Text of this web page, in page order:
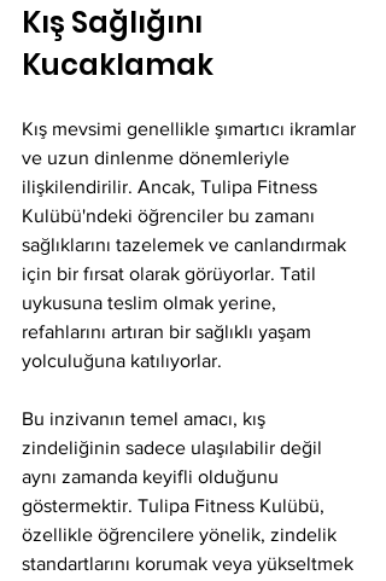
Kış Sağlığını
Kucaklamak
Kış mevsimi genellikle şımartıcı ikramlar
ve uzun dinlenme dönemleriyle
ilişkilendirilir. Ancak, Tulipa Fitness
Kulübü'ndeki öğrenciler bu zamanı
sağlıklarını tazelemek ve canlandırmak
için bir fırsat olarak görüyorlar. Tatil
uykusuna teslim olmak yerine,
refahlarını artıran bir sağlıklı yaşam
yolculuğuna katılıyorlar.
Bu inzivanın temel amacı, kış
zindeliğinin sadece ulaşılabilir değil
aynı zamanda keyifli olduğunu
göstermektir. Tulipa Fitness Kulübü,
özellikle öğrencilere yönelik, zindelik
standartlarını korumak veya yükseltmek